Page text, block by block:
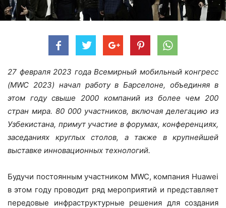
27 февраля 2023 года Всемирный мобильный конгресс
(MWC 2023) начал работу в Барселоне, объединяя в
этом году свыше 2000 компаний из более чем 200
стран мира. 80 000 участников, включая делегацию из
Узбекистана, примут участие в форумах, конференциях,
заседаниях круглых столов, а также в крупнейшей
выставке инновационных технологий.
Будучи постоянным участником MWC, компания Huawei
в этом году проводит ряд мероприятий и представляет
передовые инфраструктурные решения для создания